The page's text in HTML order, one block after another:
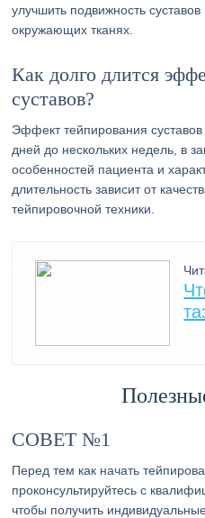
улучшить подвижность
окружающих тканях.
Как долго длится
суставов?
Эффект тейпирования
дней до нескольких недель, в
особенностей пациента и
длительность зависит от
тейпировочной техники.
СОВЕТ №1
Перед тем как начать
проконсультируйтесь с
чтобы получить